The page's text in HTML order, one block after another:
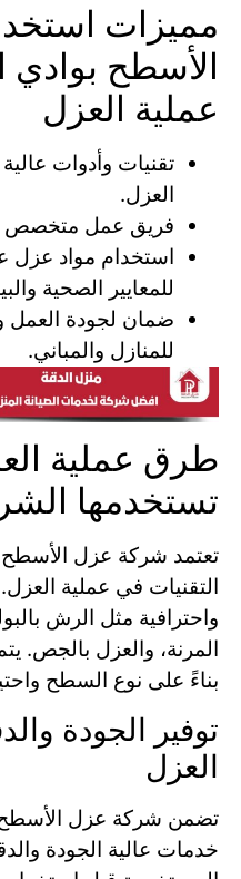
مميزات
الأسطح بوادي
عملية العزل
تقنيات وأدوات
العزل.
فريق عمل متخصص
استخدام مواد عزل
للمعايير الصحية
ضمان لجودة العمل
للمنازل والمباني.
طرق عملية
تستخدمها
تعتمد شركة عزل
التقنيات في عملية
واحترافية مثل الرش
المرنة، والعزل بالجص.
بناءً على نوع السطح
توفير الجودة
العزل
تضمن شركة عزل الأسطح
خدمات عالية الجودة